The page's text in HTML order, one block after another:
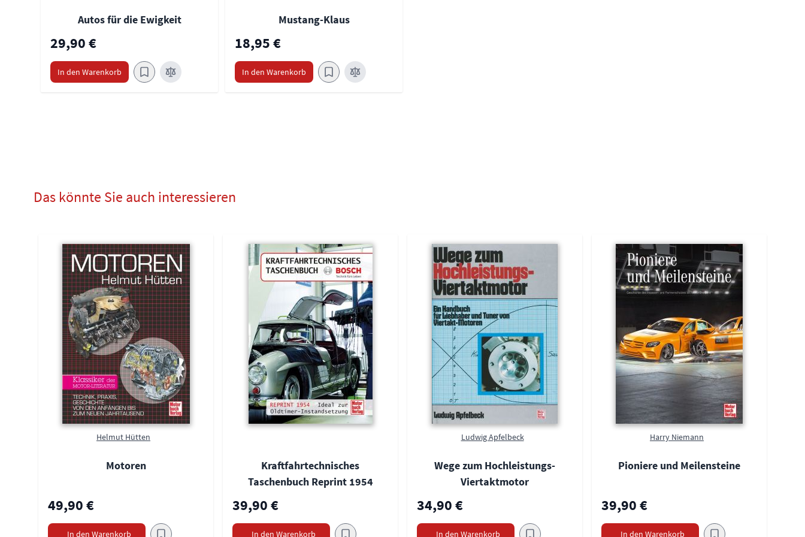
Autos für die Ewigkeit
29,90 €
In den Warenkorb
Mustang-Klaus
18,95 €
In den Warenkorb
Das könnte Sie auch interessieren
Helmut Hütten
Motoren
49,90 €
In den Warenkorb
Kraftfahrtechnisches
Taschenbuch Reprint 1954
39,90 €
In den Warenkorb
Ludwig Apfelbeck
Wege zum Hochleistungs-
Viertaktmotor
34,90 €
In den Warenkorb
Harry Niemann
Pioniere und Meilensteine
39,90 €
In den Warenkorb